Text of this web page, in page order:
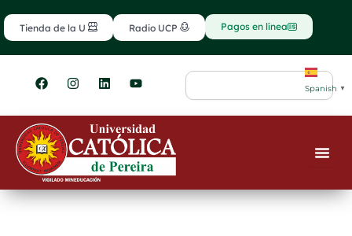
al
contenido
Tienda de la U Radio UCP Pagos en línea
F
a
e
b
o
o
k
I
n
t
g
r
m
L
i
k
e
d
i
n
Y
o
t
u
b
e
Search
Spanish ▼